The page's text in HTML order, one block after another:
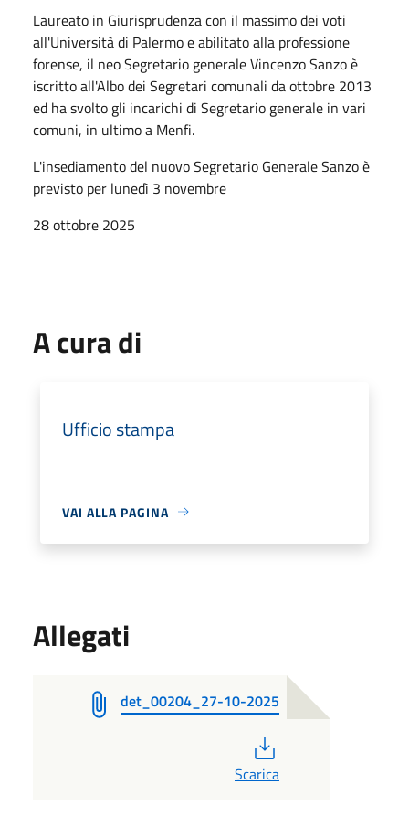
Laureato in Giurisprudenza con il massimo dei voti
all'Università di Palermo e abilitato alla professione
forense, il neo Segretario generale Vincenzo Sanzo è
iscritto all'Albo dei Segretari comunali da ottobre 2013
ed ha svolto gli incarichi di Segretario generale in vari
comuni, in ultimo a Menfi.
L'insediamento del nuovo Segretario Generale Sanzo è
previsto per lunedì 3 novembre
28 ottobre 2025
A cura di
Ufficio stampa
VAI ALLA PAGINA
Allegati
det_00204_27-10-2025
Scarica